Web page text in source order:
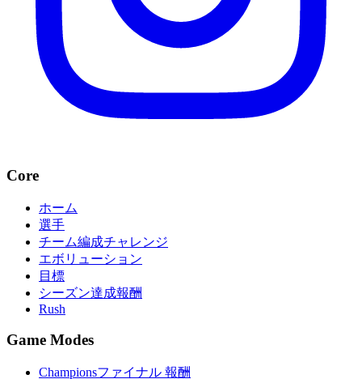
Core
ホーム
選手
チーム編成チャレンジ
エボリューション
目標
シーズン達成報酬
Rush
Game Modes
Championsファイナル 報酬